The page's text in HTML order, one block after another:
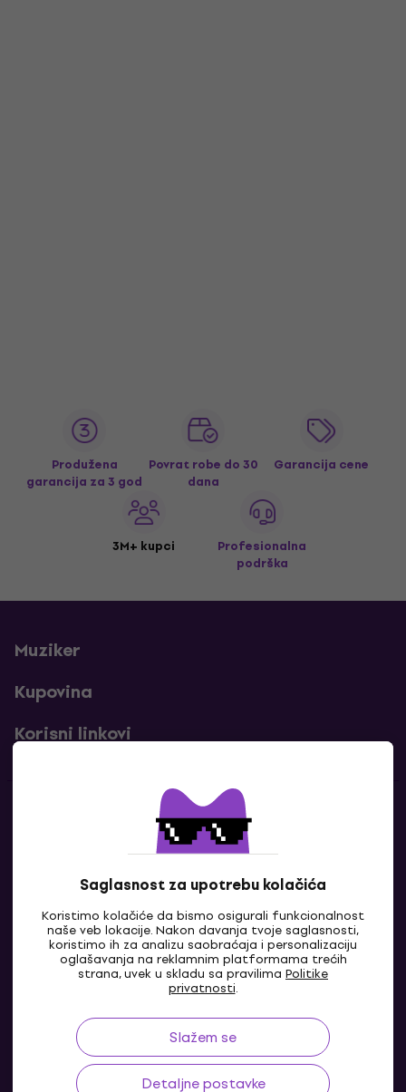
Saglasnost za upotrebu kolačića
Koristimo kolačiće da bismo osigurali funkcionalnost
naše veb lokacije. Nakon davanja tvoje saglasnosti,
koristimo ih za analizu saobraćaja i personalizaciju
oglašavanja na reklamnim platformama trećih
strana, uvek u skladu sa pravilima Politike
privatnosti.
Slažem se
Detaljne postavke
Produžena
garancija za 3 god
Povrat robe do 30
dana
Garancija cene
3M+ kupci
Profesionalna
podrška
Muziker
Kupovina
Korisni linkovi
Kontakti
Kontaktiraj nas
BA